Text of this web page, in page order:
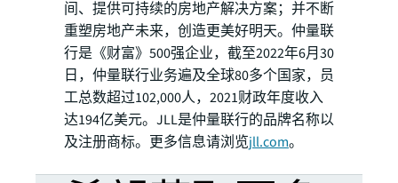
间、提供可持续的房地产解决方案；并不断
重塑房地产未来，创造更美好明天。仲量联
行是《财富》500强企业，截至2022年6月30
日，仲量联行业务遍及全球80多个国家，员
工总数超过102,000人，2021财政年度收入
达194亿美元。JLL是仲量联行的品牌名称以
及注册商标。更多信息请浏览jll.com。